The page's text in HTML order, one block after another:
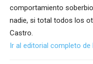
comportamiento
nadie, si total todos los
Castro.
Ir al editorial completo